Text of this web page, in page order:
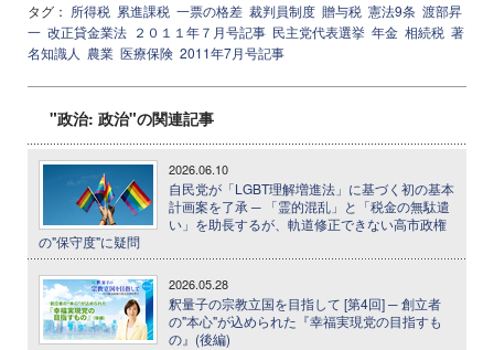
タグ： 所得税 累進課税 一票の格差 裁判員制度 贈与税 憲法9条 渡部昇
一 改正貸金業法 ２０１１年７月号記事 民主党代表選挙 年金 相続税 著
名知識人 農業 医療保険 2011年7月号記事
"政治: 政治"の関連記事
2026.06.10
自民党が「LGBT理解増進法」に基づく初の基本
計画案を了承 ─ 「霊的混乱」と「税金の無駄遣
い」を助長するが、軌道修正できない高市政権
の"保守度"に疑問
2026.05.28
釈量子の宗教立国を目指して [第4回] ─ 創立者
の"本心"が込められた『幸福実現党の目指すも
の』(後編)